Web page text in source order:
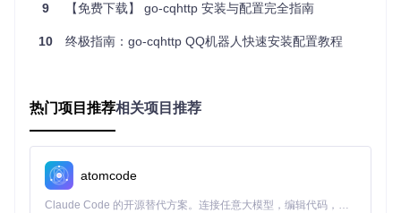
若返回包含版本信息的JSON数据，表明通信模块配置成功。
消息处理模块：全类型消息支持
统，能够将复杂消息结构转化为易于处理的结构化数据。例
常见陷阱
：处理语音消息时需注意，默认配置下框架仅提供语
音文件路径，如需语音转文字功能，需额外集成第三方API服
务。
9 【免费下载】 go-cqhttp 安装与配置完全指南
10 终极指南：go-cqhttp QQ机器人快速安装配置教程
热门项目推荐相关项目推荐
atomcode
Claude Code 的开源替代方案。连接任意大模型，编辑代码，运行命令，自动验证 — 全自动执行。用 Rust 构建，极致性能。 ｜ An open-source alternative to Claude Code. Connect any LLM, edit code, run commands, and verify changes — autonomously. Built in Rust for speed. Get Started